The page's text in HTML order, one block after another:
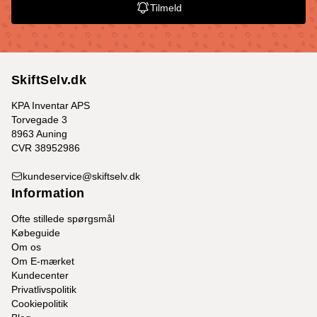
Tilmeld
SkiftSelv.dk
KPA Inventar APS
Torvegade 3
8963 Auning
CVR 38952986
kundeservice@skiftselv.dk
Information
Ofte stillede spørgsmål
Købeguide
Om os
Om E-mærket
Kundecenter
Privatlivspolitik
Cookiepolitik